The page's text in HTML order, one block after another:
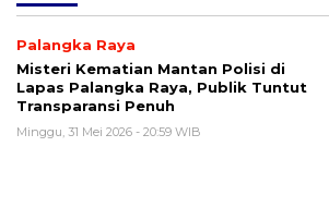
Palangka Raya
Misteri Kematian Mantan Polisi di
Lapas Palangka Raya, Publik Tuntut
Transparansi Penuh
Minggu, 31 Mei 2026 - 20:59 WIB